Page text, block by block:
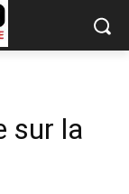
sur la